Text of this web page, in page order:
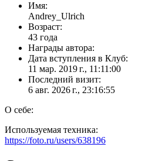
Имя:
Andrey_Ulrich
Возраст:
43 года
Награды автора:
Дата вступления в Клуб:
11 мар. 2019 г., 11:11:00
Последний визит:
6 авг. 2026 г., 23:16:55
О себе:
Используемая техника:
https://foto.ru/users/638196